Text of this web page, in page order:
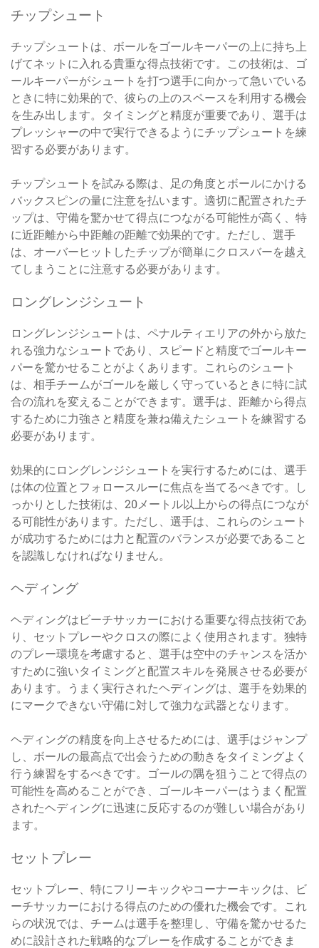
チップシュート
チップシュートは、ボールをゴールキーパーの上に持ち上
げてネットに入れる貴重な得点技術です。この技術は、ゴ
ールキーパーがシュートを打つ選手に向かって急いでいる
ときに特に効果的で、彼らの上のスペースを利用する機会
を生み出します。タイミングと精度が重要であり、選手は
プレッシャーの中で実行できるようにチップシュートを練
習する必要があります。
チップシュートを試みる際は、足の角度とボールにかける
バックスピンの量に注意を払います。適切に配置されたチ
ップは、守備を驚かせて得点につながる可能性が高く、特
に近距離から中距離の距離で効果的です。ただし、選手
は、オーバーヒットしたチップが簡単にクロスバーを越え
てしまうことに注意する必要があります。
ロングレンジシュート
ロングレンジシュートは、ペナルティエリアの外から放た
れる強力なシュートであり、スピードと精度でゴールキー
パーを驚かせることがよくあります。これらのシュート
は、相手チームがゴールを厳しく守っているときに特に試
合の流れを変えることができます。選手は、距離から得点
するために力強さと精度を兼ね備えたシュートを練習する
必要があります。
効果的にロングレンジシュートを実行するためには、選手
は体の位置とフォロースルーに焦点を当てるべきです。し
っかりとした技術は、20メートル以上からの得点につなが
る可能性があります。ただし、選手は、これらのシュート
が成功するためには力と配置のバランスが必要であること
を認識しなければなりません。
ヘディング
ヘディングはビーチサッカーにおける重要な得点技術であ
り、セットプレーやクロスの際によく使用されます。独特
のプレー環境を考慮すると、選手は空中のチャンスを活か
すために強いタイミングと配置スキルを発展させる必要が
あります。うまく実行されたヘディングは、選手を効果的
にマークできない守備に対して強力な武器となります。
ヘディングの精度を向上させるためには、選手はジャンプ
し、ボールの最高点で出会うための動きをタイミングよく
行う練習をするべきです。ゴールの隅を狙うことで得点の
可能性を高めることができ、ゴールキーパーはうまく配置
されたヘディングに迅速に反応するのが難しい場合があり
ます。
セットプレー
セットプレー、特にフリーキックやコーナーキックは、ビ
ーチサッカーにおける得点のための優れた機会です。これ
らの状況では、チームは選手を整理し、守備を驚かせるた
めに設計された戦略的なプレーを作成することができま